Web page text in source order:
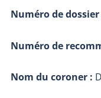
Numéro de dossier
Numéro de
Nom du coroner :